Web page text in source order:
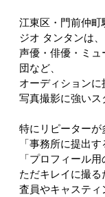
江東区・門前仲町
ジオ タンタンは、
声優・俳優・ミ
団など、
オーディション
写真撮影に強いス
特にリピーターが
「事務所に提出
「プロフィール用
ただキレイに撮
査員やキャスティ